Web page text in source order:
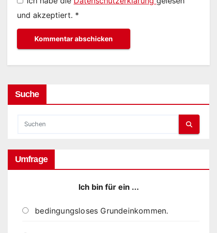
und akzeptiert. *
Suche
Umfrage
Ich bin für ein ...
bedingungsloses Grundeinkommen.